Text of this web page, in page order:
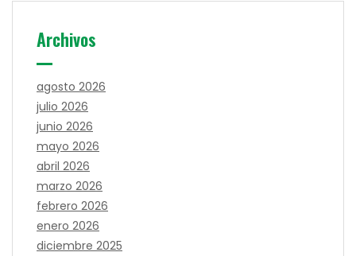
Archivos
agosto 2026
julio 2026
junio 2026
mayo 2026
abril 2026
marzo 2026
febrero 2026
enero 2026
diciembre 2025